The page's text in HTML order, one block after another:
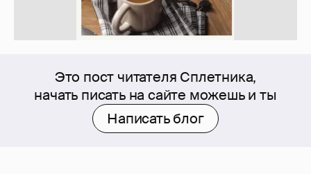
Это пост читателя Сплетника,
начать писать на сайте можешь и ты
Написать блог